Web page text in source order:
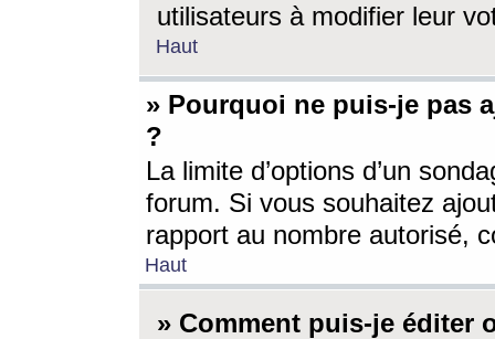
utilisateurs à modifier leur
Haut
» Pourquoi ne puis-je pas
?
La limite d’options d’un
forum. Si vous souhaitez
rapport au nombre autorisé,
Haut
» Comment puis-je éditer